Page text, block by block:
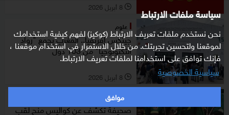
سياسة ملفات الارتباط
نحن نستخدم ملفات تعريف الارتباط (كوكيز) لفهم كيفية استخدامك
لموقعنا ولتحسين تجربتك. من خلال الاستمرار في استخدام موقعنا ،
فإنك توافق على استخدامنا لملفات تعريف الارتباط.
سياسية الخصوصية
موافق
l 8 أبريل 2026
علوم
جيتكس إفريقيا.. المغرب يجمع "رواد
التكنولوجيا" من 103 دول
l 8 أبريل 2026
رياضة
صحيفة تكشف عن كواليس منح لقب